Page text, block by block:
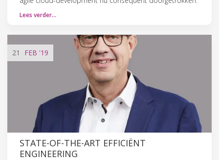
Lees verder…
21 FEB '19
STATE-OF-THE-ART EFFICIËNT
ENGINEERING